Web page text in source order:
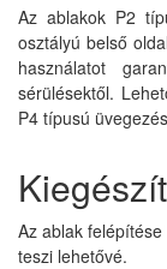
Az ablakok P2
osztályú belső
használatot
sérülésektől.
P4 típusú
Az ablak
teszi lehetővé.